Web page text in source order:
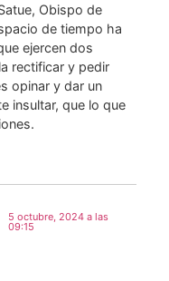
Obispo de
de tiempo ha
ejercen dos
rectificar y pedir
opinar y dar un
insultar, que lo que
5 octubre, 2024 a las
09:15